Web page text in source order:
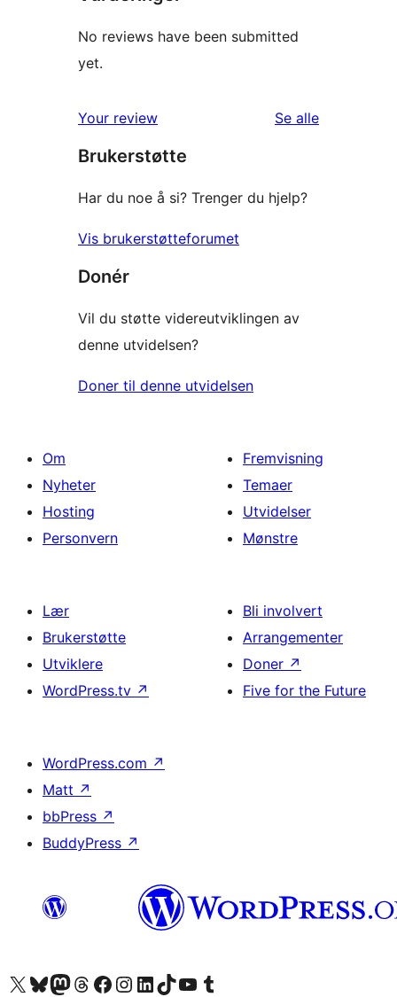
No reviews have been submitted
yet.
Your review Se alleomtalene
Brukerstøtte
Har du noe å si? Trenger du hjelp?
Vis brukerstøtteforumet
Donér
Vil du støtte videreutviklingen av
denne utvidelsen?
Doner til denne utvidelsen
Om
Nyheter
Hosting
Personvern
Fremvisning
Temaer
Utvidelser
Mønstre
Lær
Brukerstøtte
Utviklere
WordPress.tv ↗
Bli involvert
Arrangementer
Doner ↗
Five for the Future
WordPress.com ↗
Matt ↗
bbPress ↗
BuddyPress ↗
Besøk vår konto på X Visit our Bluesky account
Besøk vår Mastodon-konto
Visit our Threads account
Besøk vår Facebook-sideBesøk vår Instagram-konto
Besøk vår LinkedIn-konto
Visit our TikTok account
Visit our YouTube channel
Visit our Tumblr account